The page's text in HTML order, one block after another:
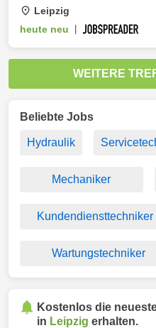
Leipzig
heute neu
WEITERE
Beliebte Jobs
Hydraulik
Mechaniker
Kundendiensttechniker
Wartungstechniker
Kostenlos die
in Leipzig erhalten.